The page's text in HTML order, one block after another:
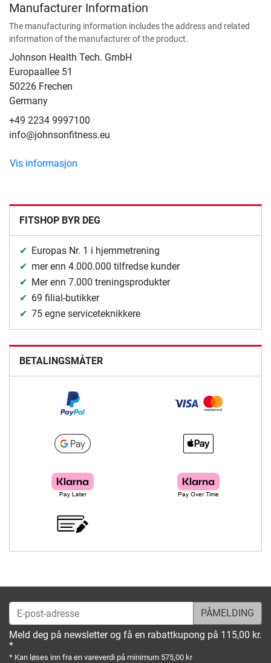
Manufacturer Information
The manufacturing information includes the address and related
information of the manufacturer of the product.
Johnson Health Tech. GmbH
Europaallee 51
50226 Frechen
Germany
+49 2234 9997100
info@johnsonfitness.eu
Vis informasjon
FITSHOP BYR DEG
Europas Nr. 1 i hjemmetrening
mer enn 4.000.000 tilfredse kunder
Mer enn 7.000 treningsprodukter
69 filial-butikker
75 egne serviceteknikkere
BETALINGSMÅTER
E-post-adresse
Meld deg på newsletter og få en rabattkupong på 115,00 kr.
*
* Kan løses inn fra en vareverdi på minimum 575,00 kr